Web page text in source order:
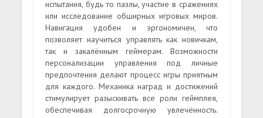
испытания, будь то пазлы, участие в сражениях
или исследование обширных игровых миров.
Навигация удобен и эргономичен, что
позволяет научиться управлять как новичкам,
так и закалённым геймерам. Возможности
персонализации управления под личные
предпочтения делают процесс игры приятным
для каждого. Механика наград и достижений
стимулирует разыскивать все роли геймплея,
обеспечивая долгосрочную увлечённость.